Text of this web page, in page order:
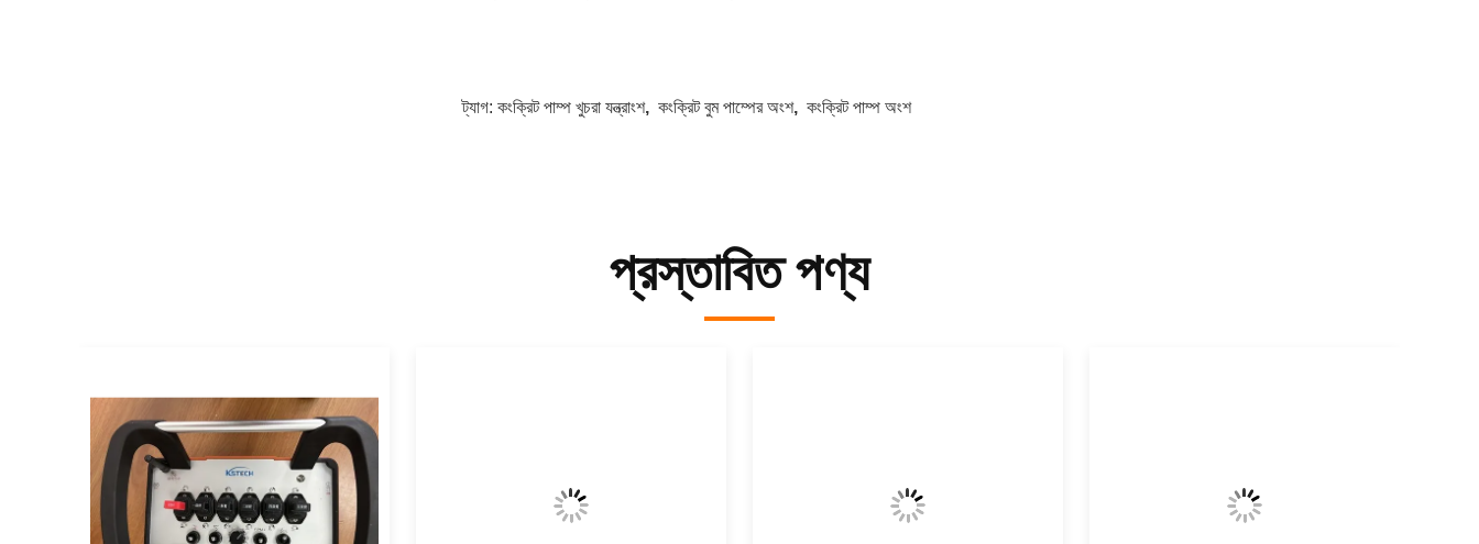
ট্যাগ: কংক্রিট পাম্প খুচরা যন্ত্রাংশ, কংক্রিট বুম পাম্পের অংশ, কংক্রিট পাম্প অংশ
প্রস্তাবিত পণ্য